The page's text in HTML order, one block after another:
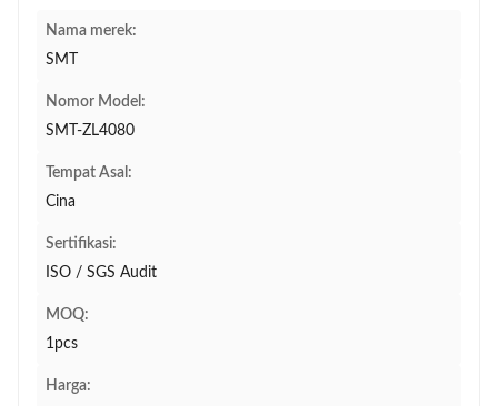
Nama merek:
SMT
Nomor Model:
SMT-ZL4080
Tempat Asal:
Cina
Sertifikasi:
ISO / SGS Audit
MOQ:
1pcs
Harga: